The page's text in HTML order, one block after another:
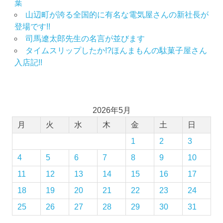
染
店
思
い
出
つ
式
の
袖
人
式
振
袖
レ
葉
山辺町が誇る全国的に有名な電気屋さんの新社長が
登場です!!
司馬遼太郎先生の名言が並びます
タイムスリップしたか!?ほんまもんの駄菓子屋さん
入店記!!
2026年5月
月
火 水 木 金 土
日
1
2
3
4
5 6 7 8 9
10
11
12 13 14 15 16
17
18
19 20 21 22 23
24
25
26 27 28 29 30 31